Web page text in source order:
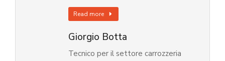
Read more
Giorgio Botta
Tecnico per il settore carrozzeria